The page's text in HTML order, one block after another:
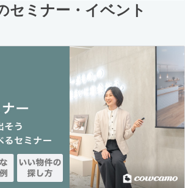
セミナー・イベント